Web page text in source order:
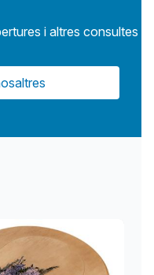
i altres consultes